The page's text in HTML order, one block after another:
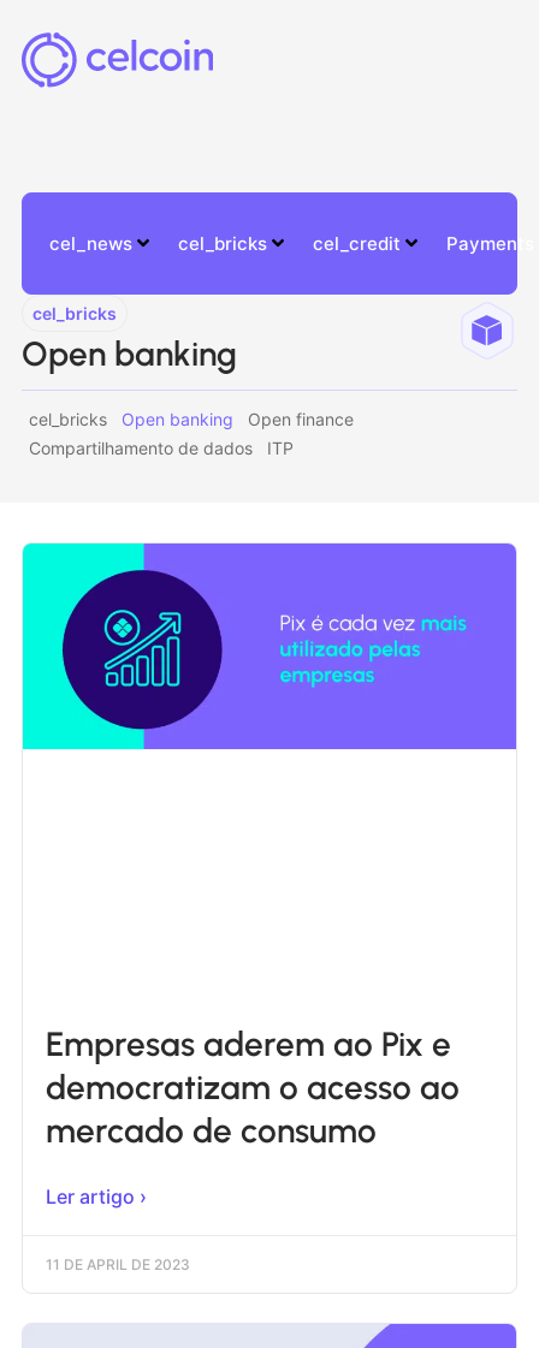
cel_news cel_bricks cel_credit Payments
cel_bricks
Open banking
cel_bricks Open banking
Open finance
Compartilhamento de dados
ITP
Empresas aderem ao Pix e
democratizam o acesso ao
mercado de consumo
Ler artigo ›
11 DE APRIL DE 2023